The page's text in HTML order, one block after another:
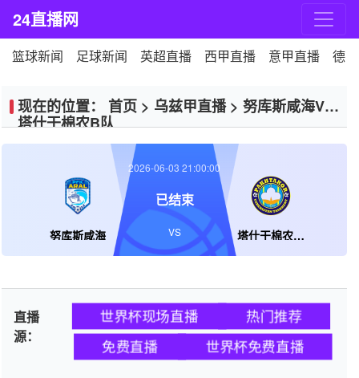
24直播网
篮球新闻 足球新闻 英超直播 西甲直播 意甲直播 德
现在的位置： 首页 > 乌兹甲直播> 努库斯咸海VS
塔什干棉农B队
努库斯咸海 塔什干棉农B队
2026-06-03 21:00:00
已结束
VS
直播
源：
世界杯现场直播
热门推荐
免费直播
世界杯免费直播